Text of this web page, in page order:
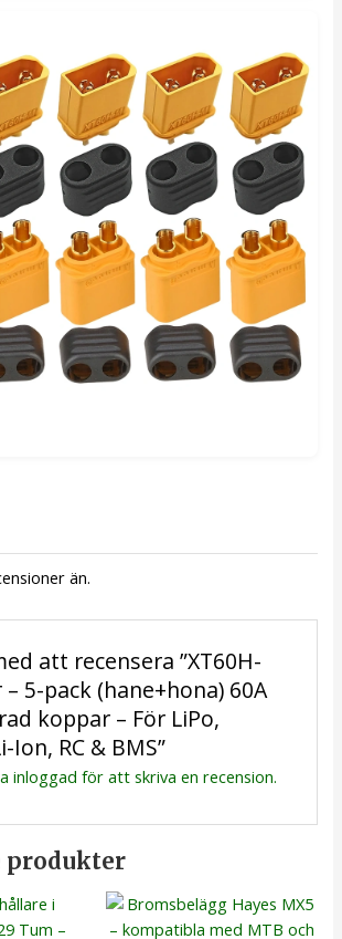
än.
att recensera ”XT60H-
5-pack (hane+hona) 60A
koppar – För LiPo,
Ion, RC & BMS”
inloggad för att skriva en recension.
produkter